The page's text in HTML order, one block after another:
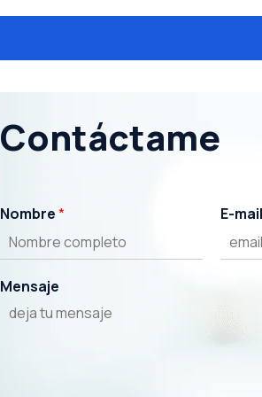
Contáctame
Nombre* E-
Mensaje